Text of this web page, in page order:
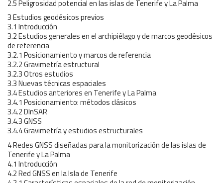
2.5 Peligrosidad potencial en las islas de Tenerife y La Palma
3 Estudios geodésicos previos
3.1 Introducción
3.2 Estudios generales en el archipiélago y de marcos geodésicos
de referencia
3.2.1 Posicionamiento y marcos de referencia
3.2.2 Gravimetría estructural
3.2.3 Otros estudios
3.3 Nuevas técnicas espaciales
3.4 Estudios anteriores en Tenerife y La Palma
3.4.1 Posicionamiento: métodos clásicos
3.4.2 DInSAR
3.4.3 GNSS
3.4.4 Gravimetría y estudios estructurales
4 Redes GNSS diseñadas para la monitorización de las islas de
Tenerife y La Palma
4.1 Introducción
4.2 Red GNSS en la Isla de Tenerife